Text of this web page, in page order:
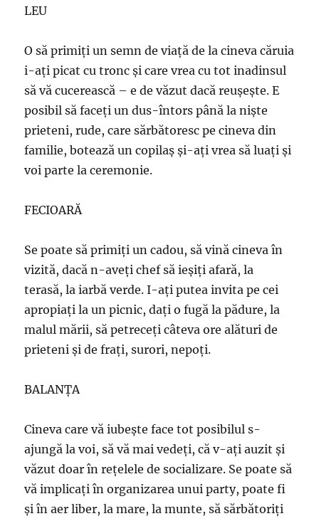
LEU
O să primiţi un semn de viaţă de la cineva căruia
i-ați picat cu tronc şi care vrea cu tot inadinsul
să vă cucerească – e de văzut dacă reuşeşte. E
posibil să faceţi un dus-întors până la nişte
prieteni, rude, care sărbătoresc pe cineva din
familie, botează un copilaș şi-aţi vrea să luaţi şi
voi parte la ceremonie.
FECIOARĂ
Se poate să primiţi un cadou, să vină cineva în
vizită, dacă n-aveţi chef să ieşiţi afară, la
terasă, la iarbă verde. I-aţi putea invita pe cei
apropiaţi la un picnic, daţi o fugă la pădure, la
malul mării, să petreceţi câteva ore alături de
prieteni şi de fraţi, surori, nepoţi.
BALANŢA
Cineva care vă iubeşte face tot posibilul s-
ajungă la voi, să vă mai vedeţi, că v-aţi auzit şi
văzut doar în reţelele de socializare. Se poate să
vă implicaţi în organizarea unui party, poate fi
şi în aer liber, la mare, la munte, să sărbătoriţi